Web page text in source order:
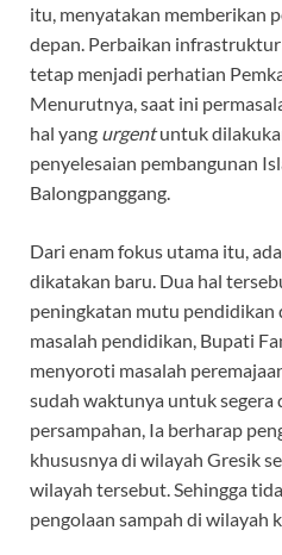
itu, menyatakan memberikan
depan. Perbaikan
tetap menjadi perhatian
Menurutnya, saat ini
hal yang urgentuntuk
penyelesaian pembangunan
Balongpanggang.
Dari enam fokus utama itu,
dikatakan baru. Dua hal
peningkatan mutu pendidikan
masalah pendidikan, Bupati
menyoroti masalah
sudah waktunya untuk segera
persampahan, Ia berharap
khususnya di wilayah Gresik
wilayah tersebut. Sehingga
pengolaan sampah di wilayah